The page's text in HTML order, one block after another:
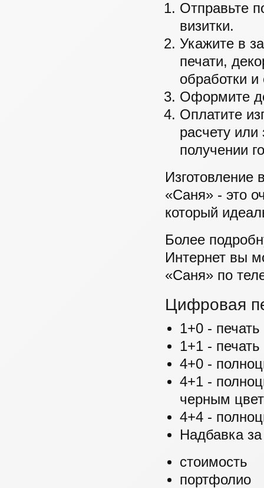
Отправьте
визитки.
Укажите в
печати,
обработки
Оформите
Оплатите
расчету
получении
Изготовление
«Саня» - это
который
Более
Интернет вы
«Саня» по
Цифровая
1+0 -
1+1 -
4+0 -
4+1 -
черным
4+4 -
Надбавка
стоимость
портфолио